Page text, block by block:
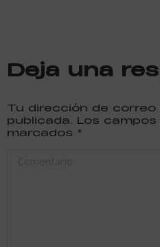
Deja una
Tu dirección de
publicada. Los
marcados *